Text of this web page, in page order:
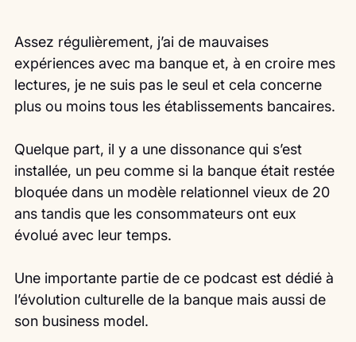
Assez régulièrement, j’ai de mauvaises
expériences avec ma banque et, à en croire mes
lectures, je ne suis pas le seul et cela concerne
plus ou moins tous les établissements bancaires.
Quelque part, il y a une dissonance qui s’est
installée, un peu comme si la banque était restée
bloquée dans un modèle relationnel vieux de 20
ans tandis que les consommateurs ont eux
évolué avec leur temps.
Une importante partie de ce podcast est dédié à
l’évolution culturelle de la banque mais aussi de
son business model.